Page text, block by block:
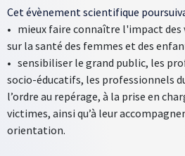
Cet évènement scientifique
• mieux faire connaître l'impact
sur la santé des femmes et des
• sensibiliser le grand public, les
socio-éducatifs, les professionnels
l’ordre au repérage, à la prise en
victimes, ainsi qu’à leur
orientation.